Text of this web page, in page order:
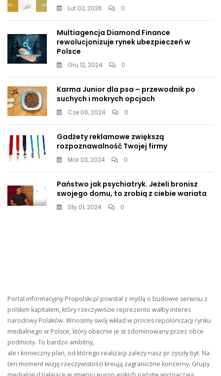
Lut 02, 2026 0
Multiagencja Diamond Finance
rewolucjonizuje rynek ubezpieczeń w
Polsce
Gru 12, 2024 0
Karma Junior dla psa – przewodnik po
suchych i mokrych opcjach
Cze 06, 2024 0
Gadżety reklamowe zwiększą
rozpoznawalność Twojej firmy
Mar 03, 2024 0
Państwo jak psychiatryk. Jeżeli bronisz
swojego domu, to zrobią z ciebie wariata
Sty 01, 2024 0
Portal informacyjny Propolski.pl powstał z myślą o budowie serwisu z
polskim kapitałem, który rzeczywiście reprezento wałby interes
narodowy Polaków. Wnosimy swój wkład w proces repolonizacji rynku
medialnego w Polsce, który obecnie je st zdominowany przez obce
podmioty. To bardzo ambitny,
ale i konieczny plan, od którego realizacji zależy nasz pr zyszły byt. Na
ten moment wizję rzeczywistości kreują zagraniczne koncerny. Grupy